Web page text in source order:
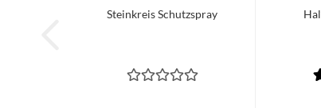
Steinkreis Schutzspray